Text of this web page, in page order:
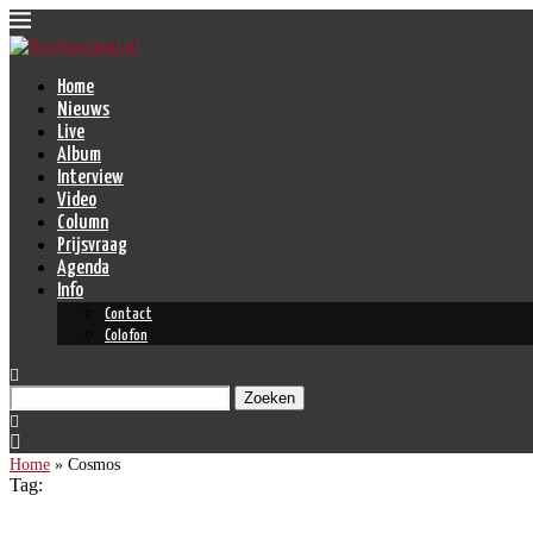
Home
Nieuws
Live
Album
Interview
Video
Column
Prijsvraag
Agenda
Info
Contact
Colofon
Zoeken
Home » Cosmos
Tag: